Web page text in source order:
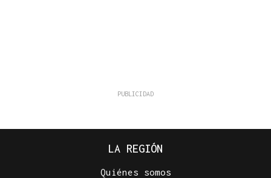
LA REGIÓN
Quiénes somos